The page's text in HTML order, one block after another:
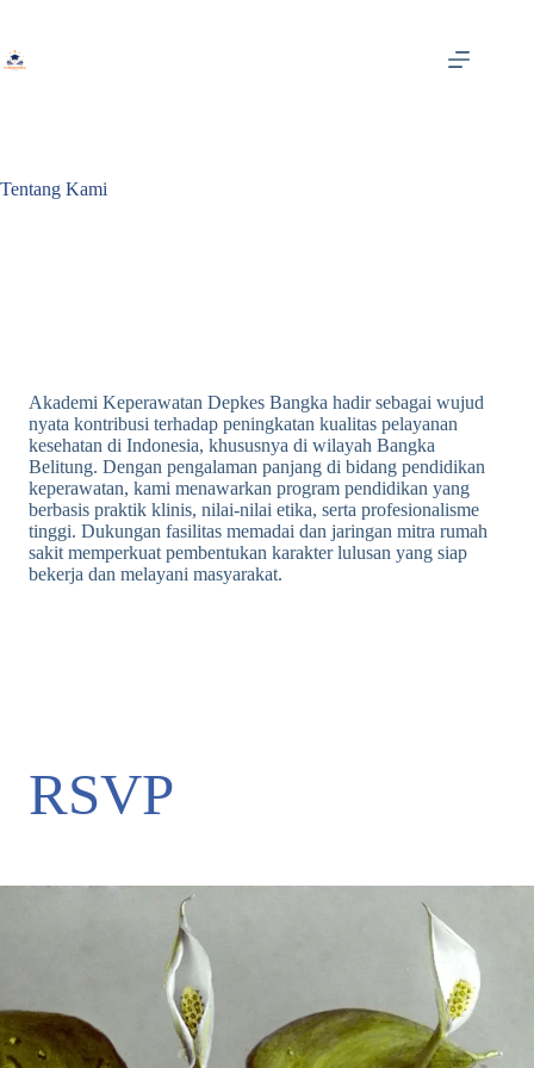
content
Tentang Kami
Akademi Keperawatan Depkes Bangka hadir sebagai wujud
nyata kontribusi terhadap peningkatan kualitas pelayanan
kesehatan di Indonesia, khususnya di wilayah Bangka
Belitung. Dengan pengalaman panjang di bidang pendidikan
keperawatan, kami menawarkan program pendidikan yang
berbasis praktik klinis, nilai-nilai etika, serta profesionalisme
tinggi. Dukungan fasilitas memadai dan jaringan mitra rumah
sakit memperkuat pembentukan karakter lulusan yang siap
bekerja dan melayani masyarakat.
RSVP